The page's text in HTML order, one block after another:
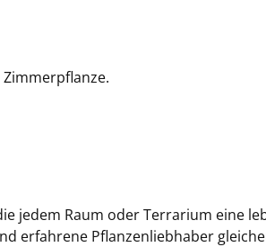
jedem Raum oder Terrarium eine
erfahrene Pflanzenliebhaber